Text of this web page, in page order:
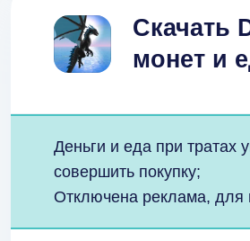
Скачать
монет и
Деньги и еда при тратах
совершить покупку;
Отключена реклама, для